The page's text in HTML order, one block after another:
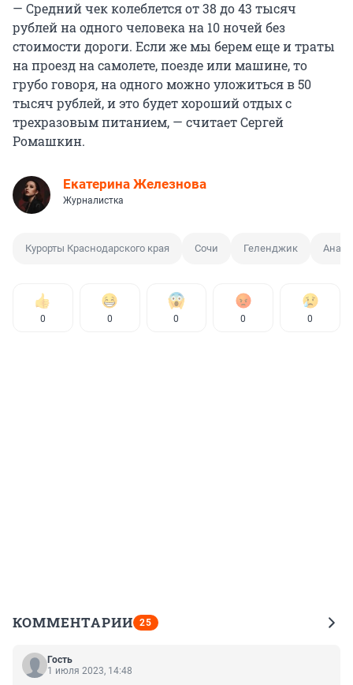
— Средний чек колеблется от 38 до 43 тысяч
рублей на одного человека на 10 ночей без
стоимости дороги. Если же мы берем еще и траты
на проезд на самолете, поезде или машине, то
грубо говоря, на одного можно уложиться в 50
тысяч рублей, и это будет хороший отдых с
трехразовым питанием, — считает Сергей
Ромашкин.
Екатерина Железнова
Журналистка
Курорты Краснодарского края Сочи Геленджик Анапа
0 0 0 0 0
КОММЕНТАРИИ 25
Гость
1 июля 2023, 14:48